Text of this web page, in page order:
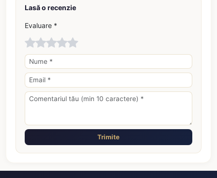
Lasă o recenzie
Evaluare *
Trimite